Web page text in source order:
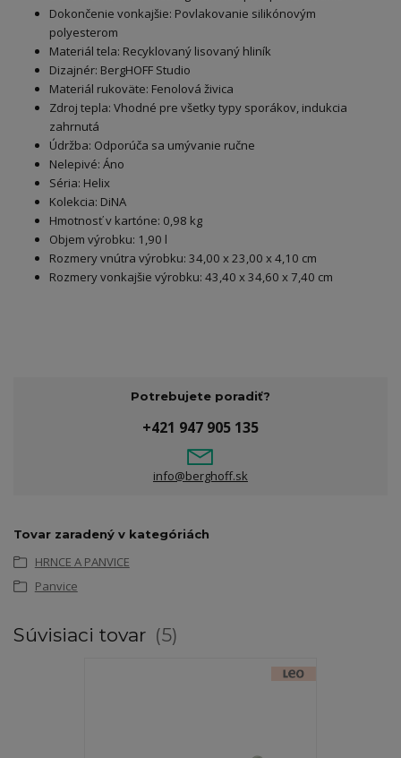
Dokončenie vonkajšie: Povlakovanie silikónovým
polyesterom
Materiál tela: Recyklovaný lisovaný hliník
Dizajnér: BergHOFF Studio
Materiál rukoväte: Fenolová živica
Zdroj tepla: Vhodné pre všetky typy sporákov, indukcia
zahrnutá
Údržba: Odporúča sa umývanie ručne
Nelepivé: Áno
Séria: Helix
Kolekcia: DiNA
Hmotnosť v kartóne: 0,98 kg
Objem výrobku: 1,90 l
Rozmery vnútra výrobku: 34,00 x 23,00 x 4,10 cm
Rozmery vonkajšie výrobku: 43,40 x 34,60 x 7,40 cm
Potrebujete poradiť?
+421 947 905 135
info@berghoff.sk
Tovar zaradený v kategóriách
HRNCE A PANVICE
Panvice
Súvisiaci tovar 5